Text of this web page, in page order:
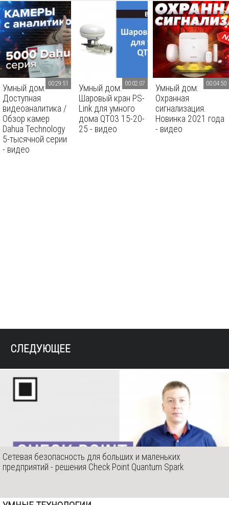
Умный дом:
Доступная
видеоаналитика /
Обзор камер
Dahua Technology
5-тысячной серии
- видео
00:29:51
Умный дом:
Шаровый кран PS-
Link для умного
дома QT03 15-20-
25 - видео
00:02:07
Умный дом:
Охранная
сигнализация.
Новинка 2021 года
- видео
00:04:50
СЛЕДУЮЩЕЕ
Сетевая безопасность для больших и маленьких
предприятий - решения Check Point Quantum Spark